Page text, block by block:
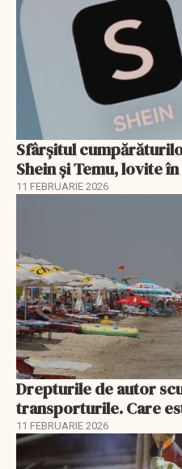
Sfârșitul
Shein și Temu, lovite
11 FEBRUARIE 2026
Drepturile de autor
transporturile. Care
11 FEBRUARIE 2026